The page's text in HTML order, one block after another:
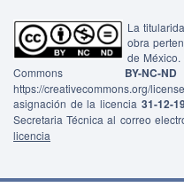
La
obra
de
Commons BY-
https://creativecommons.org/
asignación de la licencia 31-12-
Secretaria Técnica al correo
licencia